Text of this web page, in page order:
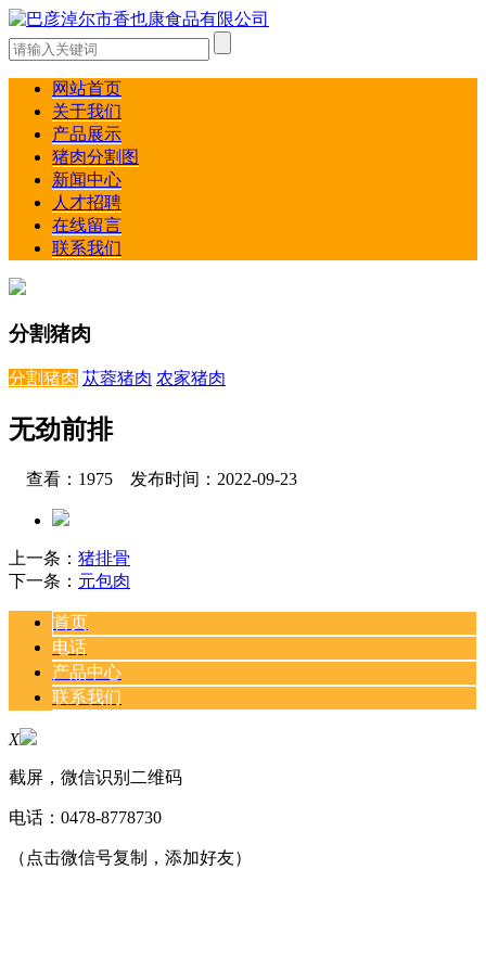
网站首页
关于我们
产品展示
猪肉分割图
新闻中心
人才招聘
在线留言
联系我们
分割猪肉
分割猪肉 苁蓉猪肉 农家猪肉
无劲前排
查看：1975 发布时间：2022-09-23
上一条： 猪排骨
下一条： 元包肉
首页
电话
产品中心
联系我们
X
截屏，微信识别二维码
电话： 0478-8778730
（点击微信号复制，添加好友）